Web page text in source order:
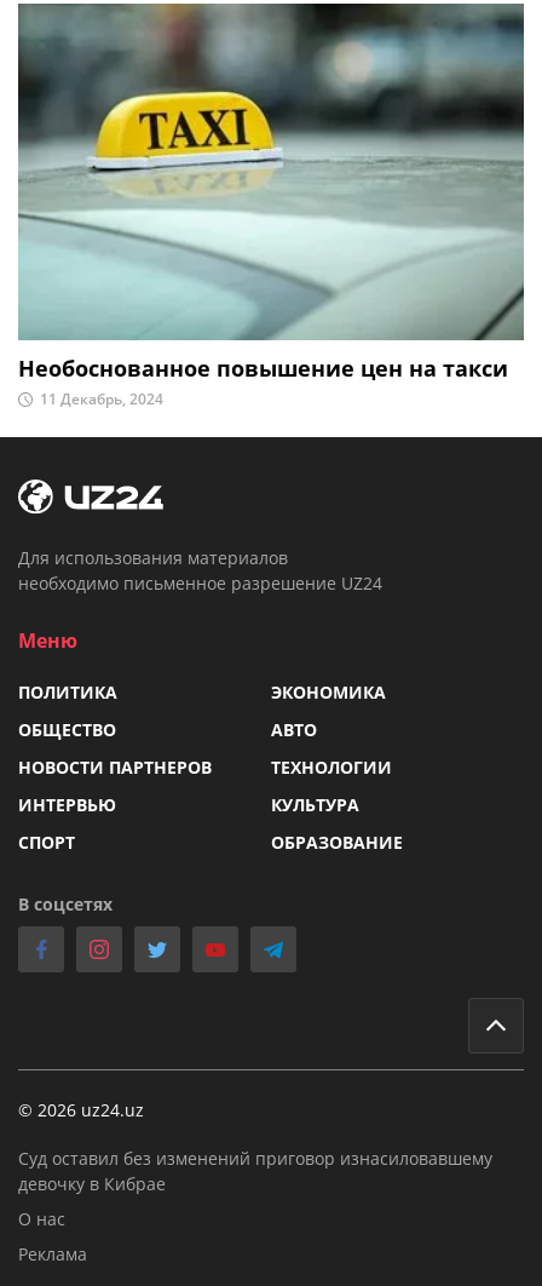
Необоснованное повышение цен на такси
11 Декабрь, 2024
Для использования материалов
необходимо письменное разрешение UZ24
Меню
ПОЛИТИКА
ЭКОНОМИКА
ОБЩЕСТВО
АВТО
НОВОСТИ ПАРТНЕРОВ
ТЕХНОЛОГИИ
ИНТЕРВЬЮ
КУЛЬТУРА
СПОРТ
ОБРАЗОВАНИЕ
В соцсетях
© 2026 uz24.uz
Суд оставил без изменений приговор изнасиловавшему
девочку в Кибрае
О нас
Реклама